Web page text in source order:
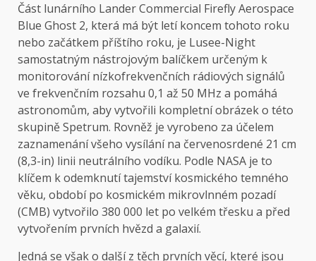
Část lunárního Lander Commercial Firefly Aerospace
Blue Ghost 2, která má být letí koncem tohoto roku
nebo začátkem příštího roku, je Lusee-Night
samostatným nástrojovým balíčkem určeným k
monitorování nízkofrekvenčních rádiových signálů
ve frekvenčním rozsahu 0,1 až 50 MHz a pomáhá
astronomům, aby vytvořili kompletní obrázek o této
skupině Spetrum. Rovněž je vyrobeno za účelem
zaznamenání všeho vysílání na červenosrdené 21 cm
(8,3-in) linii neutrálního vodíku. Podle NASA je to
klíčem k odemknutí tajemství kosmického temného
věku, období po kosmickém mikrovlnném pozadí
(CMB) vytvořilo 380 000 let po velkém třesku a před
vytvořením prvních hvězd a galaxií.
Jedná se však o další z těch prvních věcí, které jsou